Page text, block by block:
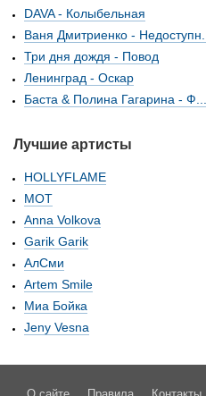
DAVA - Колыбельная
Ваня Дмитриенко - Недоступн...
Три дня дождя - Повод
Ленинград - Оскар
Баста & Полина Гагарина - Ф...
Лучшие артисты
HOLLYFLAME
МОТ
Anna Volkova
Garik Garik
АлСми
Artem Smile
Миа Бойка
Jeny Vesna